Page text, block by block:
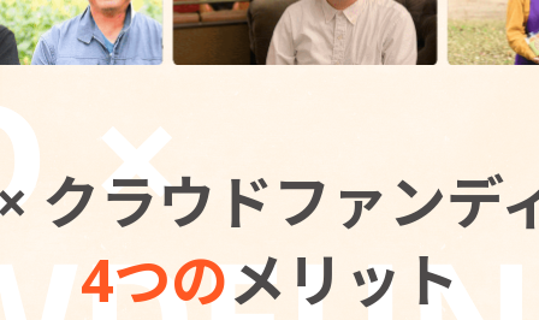
クラウドファンデ
4つのメリット